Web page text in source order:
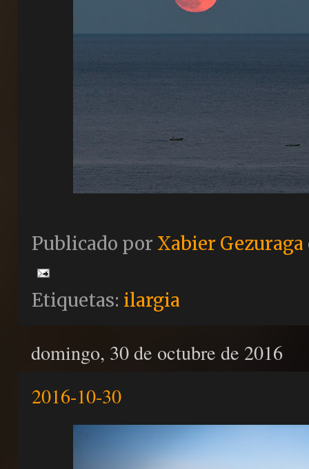
Publicado por Xabier Gezuraga
Etiquetas: ilargia
domingo, 30 de octubre de 2016
2016-10-30